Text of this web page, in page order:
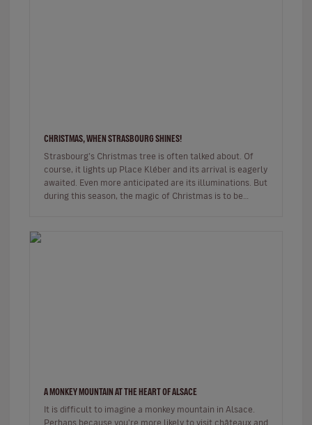
CHRISTMAS, WHEN STRASBOURG SHINES!
Strasbourg’s Christmas tree is often talked about. Of
course, it lights up Place Kléber and its arrival is eagerly
awaited. Even more anticipated are its illuminations. But
during this season, the magic of Christmas is to be
A MONKEY MOUNTAIN AT THE HEART OF ALSACE
It is difficult to imagine a monkey mountain in Alsace.
Perhaps because you're more likely to visit châteaux and